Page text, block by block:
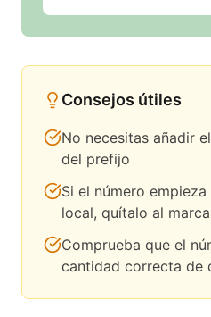
Consejos útiles
No necesitas añadir
del prefijo
Si el número
local, quítalo al
Comprueba que el
cantidad correcta de